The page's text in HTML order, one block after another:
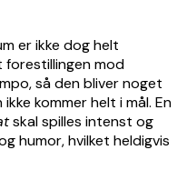
er ikke dog helt
forestillingen mod
så den bliver noget
kommer helt i mål. En
skal spilles intenst og
humor, hvilket heldigvis